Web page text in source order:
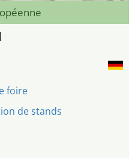
foire
de stands